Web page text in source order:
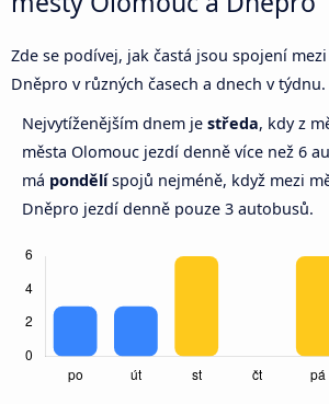
Zde se podívej, jak častá jsou spojení
Dněpro v různých časech a dnech v týdnu.
Nejvytíženějším dnem je středa, kdy z
města Olomouc jezdí denně více než 6
má pondělíspojů nejméně, když mezi
Dněpro jezdí denně pouze 3 autobusů.